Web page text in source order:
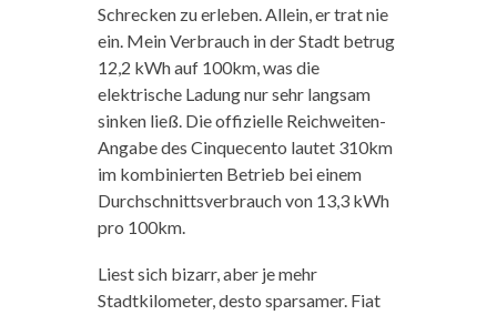
Schrecken zu erleben. Allein, er trat nie
ein. Mein Verbrauch in der Stadt betrug
12,2 kWh auf 100km, was die
elektrische Ladung nur sehr langsam
sinken ließ. Die offizielle Reichweiten-
Angabe des Cinquecento lautet 310km
im kombinierten Betrieb bei einem
Durchschnittsverbrauch von 13,3 kWh
pro 100km.
Liest sich bizarr, aber je mehr
Stadtkilometer, desto sparsamer. Fiat